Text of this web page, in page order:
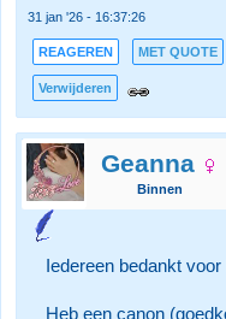
31 jan '26 - 16:37:26
REAGEREN MET QUOTE
Verwijderen
Geanna
Binnen
Iedereen bedankt
Heb een canon